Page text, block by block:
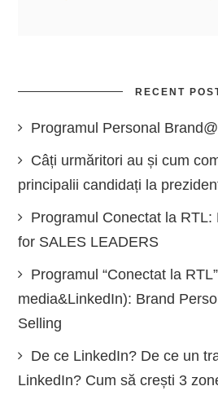
RECENT
Programul Personal
Câți urmăritori au și cum
principalii candidați la
Programul Conectat la RTL:
for SALES LEADERS
Programul “Conectat la
media&LinkedIn): Brand
Selling
De ce LinkedIn? De ce un
LinkedIn? Cum să crești 3